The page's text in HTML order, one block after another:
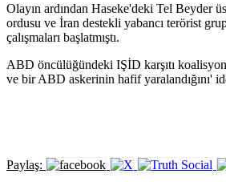
Olayın ardından Haseke'deki Tel Beyder
ordusu ve İran destekli yabancı terörist
çalışmaları başlatmıştı.
ABD öncülüğündeki IŞİD karşıtı
ve bir ABD askerinin hafif yaralandığını'
Paylaş: